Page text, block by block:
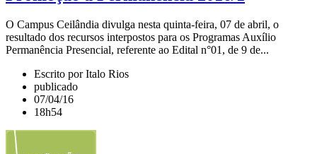
O Campus Ceilândia divulga nesta quinta-feira, 07 de abril, o
resultado dos recursos interpostos para os Programas Auxílio
Permanência Presencial, referente ao Edital n°01, de 9 de...
Escrito por Italo Rios
publicado
07/04/16
18h54